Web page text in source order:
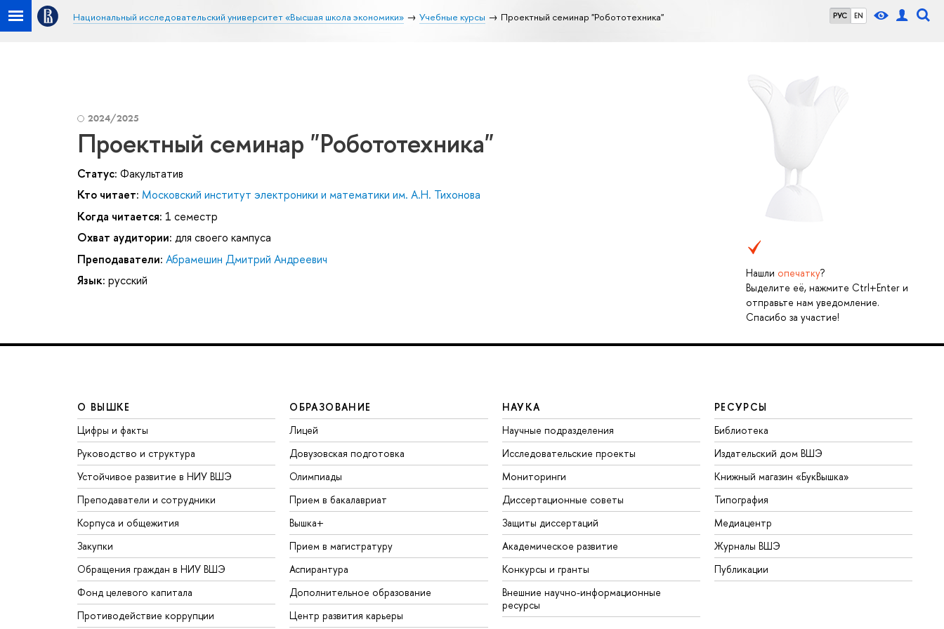
РУС EN
Национальный исследовательский университет «Высшая школа экономики» Учебные курсы Проектный семинар "Робототехника"
Нашли опечатку?
Выделите её, нажмите Ctrl+Enter и
отправьте нам уведомление.
Спасибо за участие!
2024/2025
Проектный семинар "Робототехника"
Статус: Факультатив
Кто читает: Московский институт электроники и математики им. А.Н. Тихонова
Когда читается: 1 семестр
Охват аудитории: для своего кампуса
Преподаватели: Абрамешин Дмитрий Андреевич
Язык: русский
О ВЫШКЕ
Цифры и факты
Руководство и структура
Устойчивое развитие в НИУ ВШЭ
Преподаватели и сотрудники
Корпуса и общежития
Закупки
Обращения граждан в НИУ ВШЭ
Фонд целевого капитала
Противодействие коррупции
ОБРАЗОВАНИЕ
Лицей
Довузовская подготовка
Олимпиады
Прием в бакалавриат
Вышка+
Прием в магистратуру
Аспирантура
Дополнительное образование
Центр развития карьеры
НАУКА
Научные подразделения
Исследовательские проекты
Мониторинги
Диссертационные советы
Защиты диссертаций
Академическое развитие
Конкурсы и гранты
Внешние научно-информационные
ресурсы
РЕСУРСЫ
Библиотека
Издательский дом ВШЭ
Книжный магазин «БукВышка»
Типография
Медиацентр
Журналы ВШЭ
Публикации